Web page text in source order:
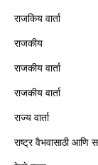
राजकिय वार्ता
राजकीय
राजकीय वार्ता
राजकीय वार्ता
राज्य वार्ता
राष्ट्र वैभवासाठी आणि